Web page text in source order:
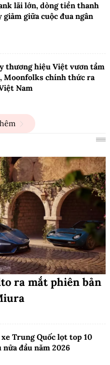
lãi lớn, dòng tiền thanh
giảm giữa cuộc đua ngân
thương hiệu Việt vươn tầm
Moonfolks chính thức ra
Nam
ra mắt phiên bản
xe Trung Quốc lọt top 10
nửa đầu năm 2026